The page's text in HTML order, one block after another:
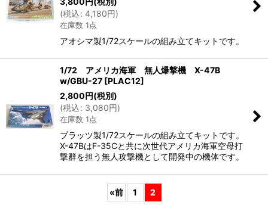
(税込: 4,180円)
在庫数 1点
アオシマ製1/72スケールの組み立てキットです。
1/72 アメリカ海軍 無人爆撃機 X-47B
w/GBU-27 [PLAC12]
2,800円(税別)
(税込: 3,080円)
在庫数 1点
プラッツ製1/72スケールの組み立てキットです。
X-47BはF-35Cと共に次世代アメリカ海軍空母打
撃群を担う無人攻撃機として開発中の機体です。
«前 1 2